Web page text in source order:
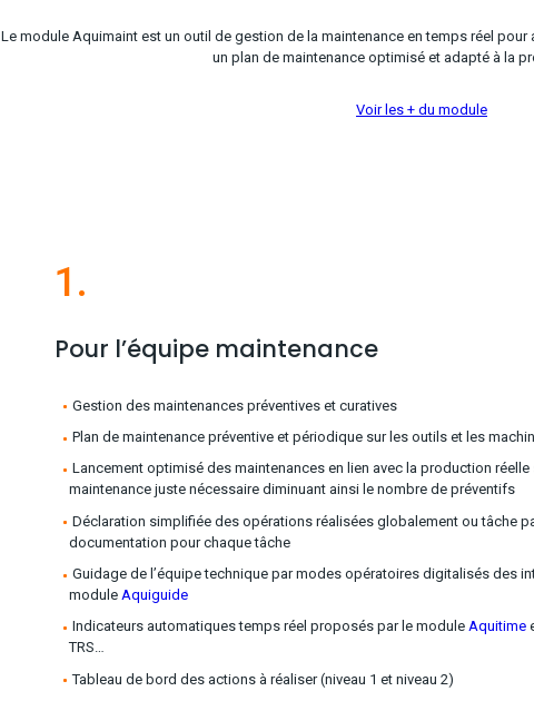
Le module Aquimaint est un outil de gestion de la maintenance en temps réel
un plan de maintenance optimisé et adapté à la
Voir les + du module
1.
Pour l’équipe maintenance
Gestion des maintenances préventives et curatives
Plan de maintenance préventive et périodique sur les outils et les
Lancement optimisé des maintenances en lien avec la production
maintenance juste nécessaire diminuant ainsi le nombre de préventifs
Déclaration simplifiée des opérations réalisées globalement ou tâche
documentation pour chaque tâche
Guidage de l’équipe technique par modes opératoires digitalisés des
module Aquiguide
Indicateurs automatiques temps réel proposés par le module Aquitime
TRS…
Tableau de bord des actions à réaliser (niveau 1 et niveau 2)